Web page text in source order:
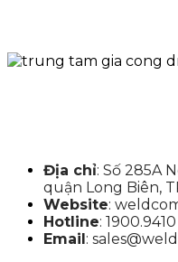
Địa chỉ: Số 285A
quận Long Biên,
Website:
Hotline: 1900.9410
Email: